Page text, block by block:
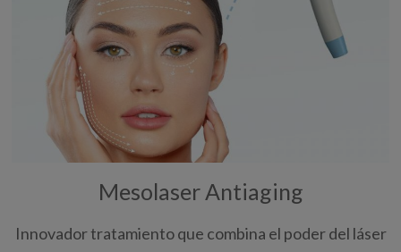
Mesolaser Antiaging
Innovador tratamiento que combina el poder del láser